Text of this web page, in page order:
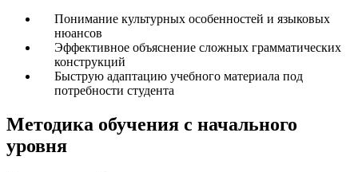
Понимание культурных особенностей и языковых
нюансов
Эффективное объяснение сложных грамматических
конструкций
Быструю адаптацию учебного материала под
потребности студента
Методика обучения с начального
уровня